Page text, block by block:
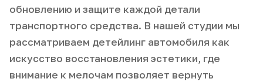
обновлению и защите каждой детали
транспортного средства. В нашей студии мы
рассматриваем детейлинг автомобиля как
искусство восстановления эстетики, где
внимание к мелочам позволяет вернуть